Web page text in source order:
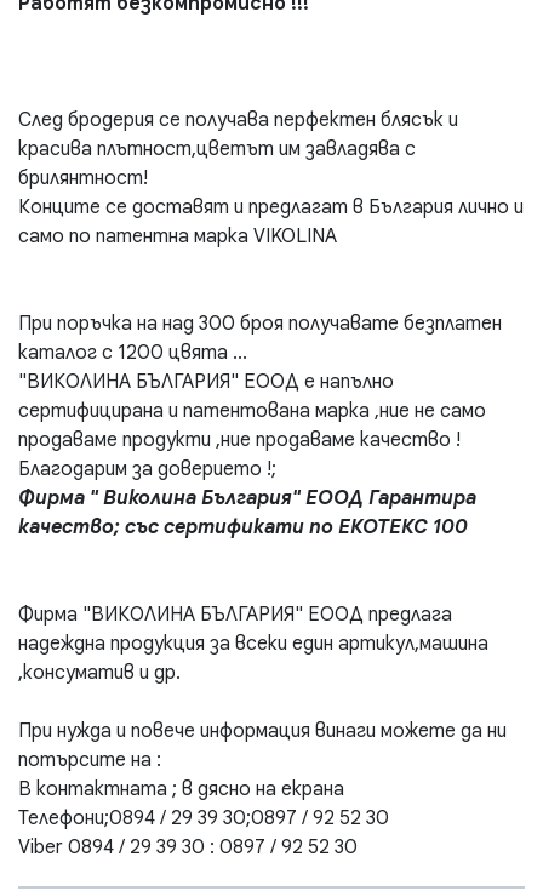
След бродерия се получава перфектен блясък и
красива плътност,цветът им завладява с
брилянтност!
Конците се доставят и предлагат в България лично и
само по патентна марка VIKOLINA
При поръчка на над 300 броя получавате безплатен
каталог с 1200 цвята ...
"ВИКОЛИНА БЪЛГАРИЯ" ЕООД е напълно
сертифицирана и патентована марка ,ние не само
продаваме продукти ,ние продаваме качество !
Благодарим за доверието !;
Фирма " Виколина България" ЕООД Гарантира
качество; със сертификати по ЕКОТЕКС 100
Фирма "ВИКОЛИНА БЪЛГАРИЯ" ЕООД предлага
надеждна продукция за всеки един артикул,машина
,консуматив и др.
При нужда и повече информация винаги можете да ни
потърсите на :
В контактната ; в дясно на екрана
Телефони;0894 / 29 39 30;0897 / 92 52 30
Viber 0894 / 29 39 30 : 0897 / 92 52 30